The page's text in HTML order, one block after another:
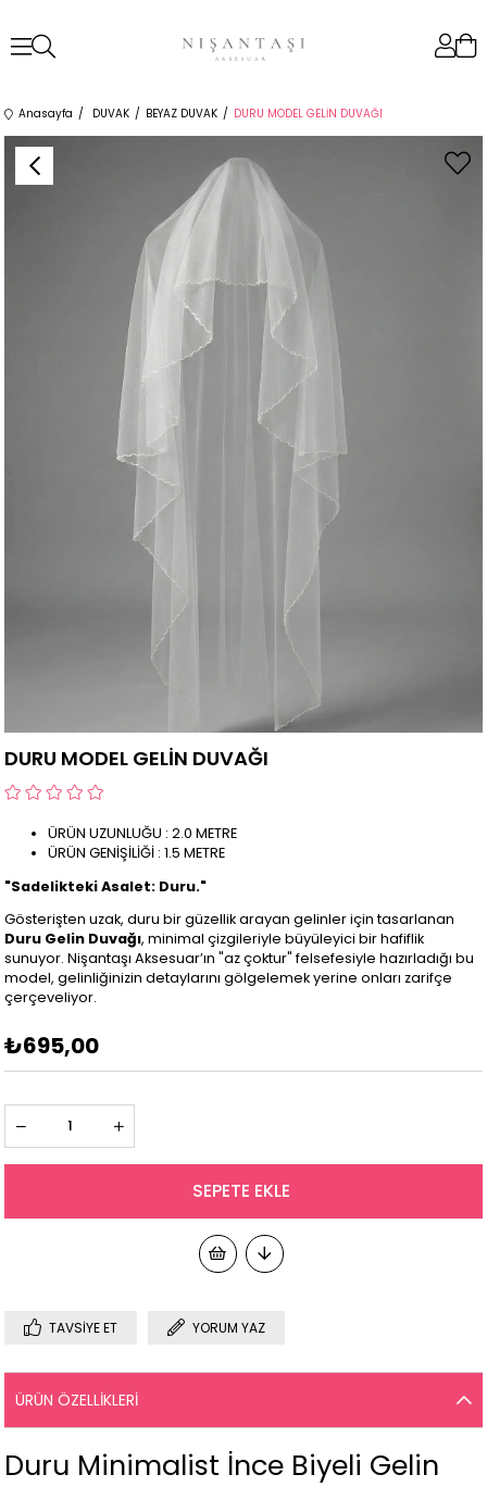
Anasayfa DUVAK BEYAZ DUVAK DURU MODEL GELİN DUVAĞI
DURU MODEL GELİN DUVAĞI
ÜRÜN UZUNLUĞU : 2.0 METRE
ÜRÜN GENİŞİLİĞİ : 1.5 METRE
"Sadelikteki Asalet: Duru."
Gösterişten uzak, duru bir güzellik arayan gelinler için tasarlanan
Duru Gelin Duvağı, minimal çizgileriyle büyüleyici bir hafiflik
sunuyor. Nişantaşı Aksesuar’ın "az çoktur" felsefesiyle hazırladığı bu
model, gelinliğinizin detaylarını gölgelemek yerine onları zarifçe
çerçeveliyor.
₺695,00
TAVSIYE ET YORUM YAZ
ÜRÜN ÖZELLIKLERI
Duru Minimalist İnce Biyeli Gelin